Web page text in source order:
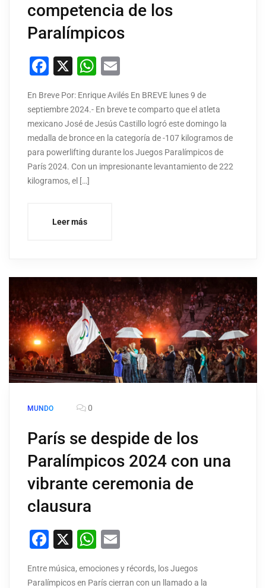
competencia de los
Paralímpicos
Facebook
X WhatsApp
En Breve Por: Enrique Avilés En BREVE lunes 9 de
septiembre 2024.- En breve te comparto que el atleta
mexicano José de Jesús Castillo logró este domingo la
medalla de bronce en la categoría de -107 kilogramos de
para powerlifting durante los Juegos Paralímpicos de
París 2024. Con un impresionante levantamiento de 222
kilogramos, el […]
Leer más
MUNDO 0
París se despide de los
Paralímpicos 2024 con una
vibrante ceremonia de
clausura
Facebook
X WhatsApp
Entre música, emociones y récords, los Juegos
Paralímpicos en París cierran con un llamado a la